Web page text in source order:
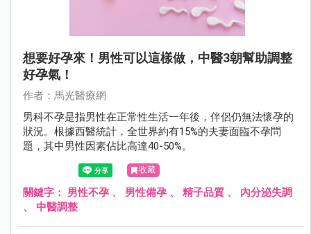
想要好孕來！男性可以這樣做，中醫3朝幫助調整
好孕氣！
作者：馬光醫療網
男科不孕是指男性在正常性生活一年後，伴侶仍無法懷孕的
狀況。根據西醫統計，全世界約有15%的夫妻面臨不孕問
題，其中男性因素佔比高達40-50%。
收藏
關鍵字： 男性不孕 、 男性備孕 、 精子品質 、 內分泌失調
、 中醫調整